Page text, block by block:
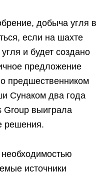
добыча угля в
если на шахте
и будет создано
предложение
предшественником
Сунаком два года
Group выиграла
решения.
источники